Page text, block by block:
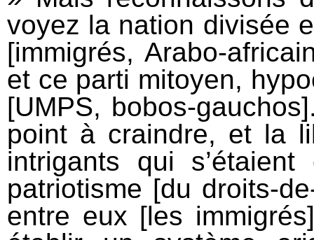
voyez la nation divisée
[immigrés, Arabo-
et ce parti mitoyen,
[UMPS, bobos-
point à craindre, et la
intrigants qui
patriotisme [du droits-
entre eux [les